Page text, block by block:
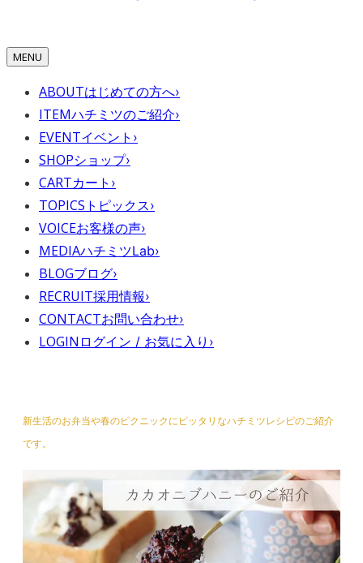
MENU
ABOUTはじめての方へ›
ITEMハチミツのご紹介›
EVENTイベント ›
SHOPショップ›
CARTカート ›
TOPICS トピックス›
VOICEお客様の声›
MEDIAハチミツLab›
BLOGブログ›
RECRUIT採用情報›
CONTACTお問い合わせ›
LOGIN ログイン / お気に入り ›
新生活のお弁当や春のピクニックにピッタリなハチミツレシピのご紹介
です。